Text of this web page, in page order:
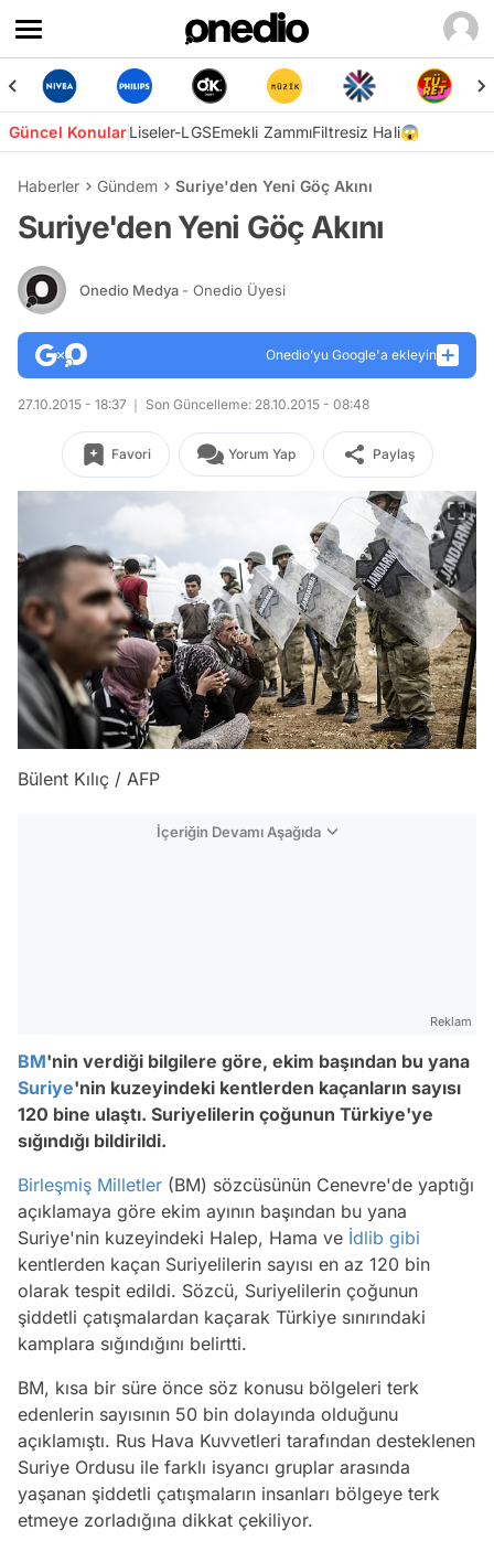
Güncel KonularLiseler-LGSEmekli ZammıFiltresiz Hali😱
Haberler Gündem Suriye'den Yeni Göç Akını
Suriye'den Yeni Göç Akını
Onedio Medya - Onedio Üyesi
Onedio’yu Google'a ekleyin
27.10.2015 - 18:37 Son Güncelleme: 28.10.2015 - 08:48
Favori Yorum Yap Paylaş
Bülent Kılıç / AFP
İçeriğin Devamı Aşağıda
Reklam
BM'nin verdiği bilgilere göre, ekim başından bu yana
Suriye'nin kuzeyindeki kentlerden kaçanların sayısı
120 bine ulaştı. Suriyelilerin çoğunun Türkiye'ye
sığındığı bildirildi.
Birleşmiş Milletler (BM) sözcüsünün Cenevre'de yaptığı
açıklamaya göre ekim ayının başından bu yana
Suriye'nin kuzeyindeki Halep, Hama ve İdlib gibi
kentlerden kaçan Suriyelilerin sayısı en az 120 bin
olarak tespit edildi. Sözcü, Suriyelilerin çoğunun
şiddetli çatışmalardan kaçarak Türkiye sınırındaki
kamplara sığındığını belirtti.
BM, kısa bir süre önce söz konusu bölgeleri terk
edenlerin sayısının 50 bin dolayında olduğunu
açıklamıştı. Rus Hava Kuvvetleri tarafından desteklenen
Suriye Ordusu ile farklı isyancı gruplar arasında
yaşanan şiddetli çatışmaların insanları bölgeye terk
etmeye zorladığına dikkat çekiliyor.